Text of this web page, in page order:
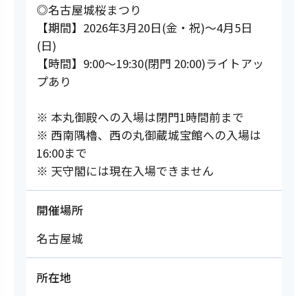
◎名古屋城桜まつり
【期間】2026年3月20日(金・祝)〜4月5日
(日)
【時間】9:00～19:30(閉門 20:00)ライトアッ
プあり
※ 本丸御殿への入場は閉門1時間前まで
※ 西南隅櫓、西の丸御蔵城宝館への入場は
16:00まで
※ 天守閣には現在入場できません
開催場所
名古屋城
所在地